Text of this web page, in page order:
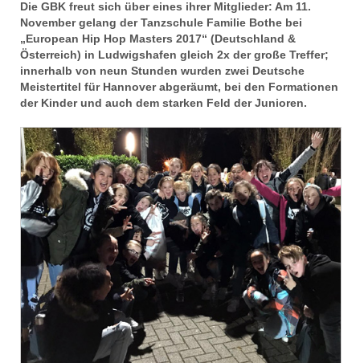
Die GBK freut sich über eines ihrer Mitglieder: Am 11.
November gelang der Tanzschule Familie Bothe bei
„European Hip Hop Masters 2017“ (Deutschland &
Österreich) in Ludwigshafen gleich 2x der große Treffer;
innerhalb von neun Stunden wurden zwei Deutsche
Meistertitel für Hannover abgeräumt, bei den Formationen
der Kinder und auch dem starken Feld der Junioren.